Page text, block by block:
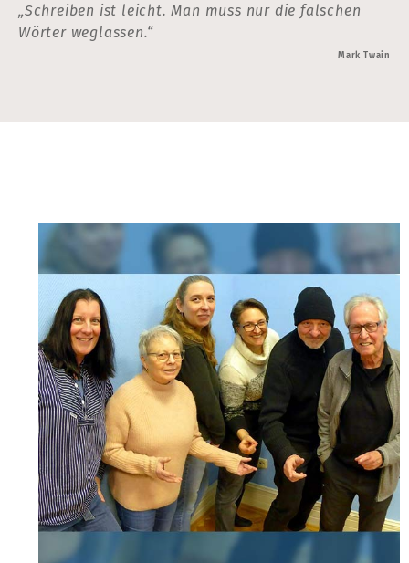
„Schreiben ist leicht. Man muss nur die falschen
Wörter weglassen.“
Mark Twain